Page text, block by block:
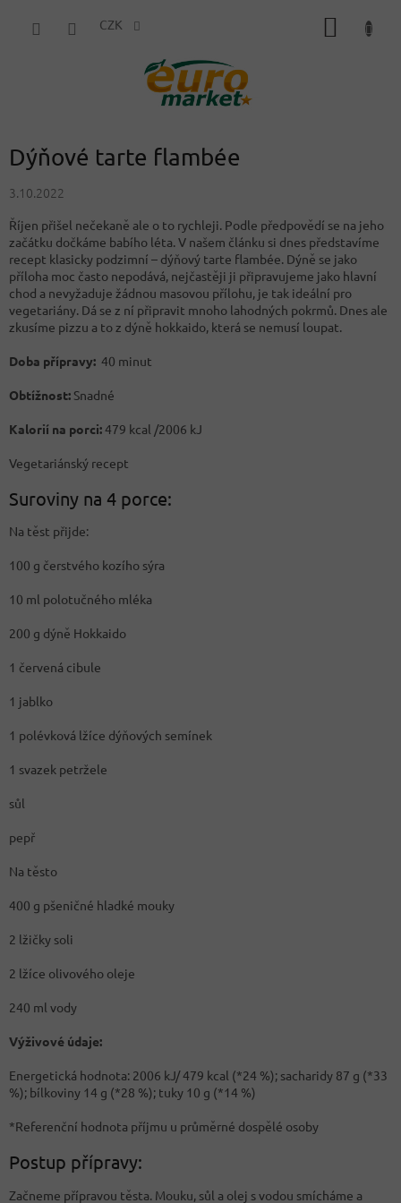
CZK
Dýňové tarte flambée
3.10.2022
Říjen přišel nečekaně ale o to rychleji. Podle předpovědí se na jeho
začátku dočkáme babího léta. V našem článku si dnes představíme
recept klasicky podzimní – dýňový tarte flambée. Dýně se jako
příloha moc často nepodává, nejčastěji ji připravujeme jako hlavní
chod a nevyžaduje žádnou masovou přílohu, je tak ideální pro
vegetariány. Dá se z ní připravit mnoho lahodných pokrmů. Dnes ale
zkusíme pizzu a to z dýně hokkaido, která se nemusí loupat.
Doba přípravy: 40 minut
Obtížnost: Snadné
Kalorií na porci:479 kcal /2006 kJ
Vegetariánský recept
Suroviny na 4 porce:
Na těst přijde:
100 g čerstvého kozího sýra
10 ml polotučného mléka
200 g dýně Hokkaido
1 červená cibule
1 jablko
1 polévková lžíce dýňových semínek
1 svazek petržele
sůl
pepř
Na těsto
400 g pšeničné hladké mouky
2 lžičky soli
2 lžíce olivového oleje
240 ml vody
Výživové údaje:
Energetická hodnota: 2006 kJ/ 479 kcal (*24 %); sacharidy 87 g (*33
%); bílkoviny 14 g (*28 %); tuky 10 g (*14 %)
*Referenční hodnota příjmu u průměrné dospělé osoby
Postup přípravy:
Začneme přípravou těsta. Mouku, sůl a olej s vodou smícháme a